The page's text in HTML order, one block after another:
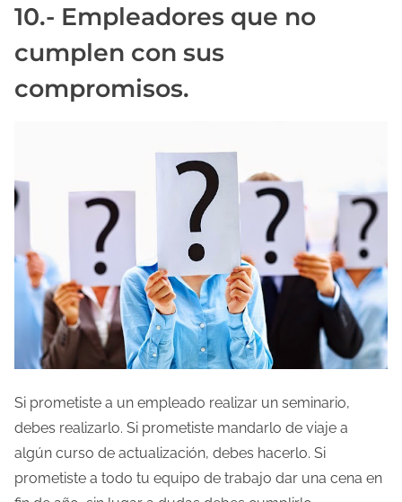
10.- Empleadores que no
cumplen con sus
compromisos.
Si prometiste a un empleado realizar un seminario,
debes realizarlo. Si prometiste mandarlo de viaje a
algún curso de actualización, debes hacerlo. Si
prometiste a todo tu equipo de trabajo dar una cena en